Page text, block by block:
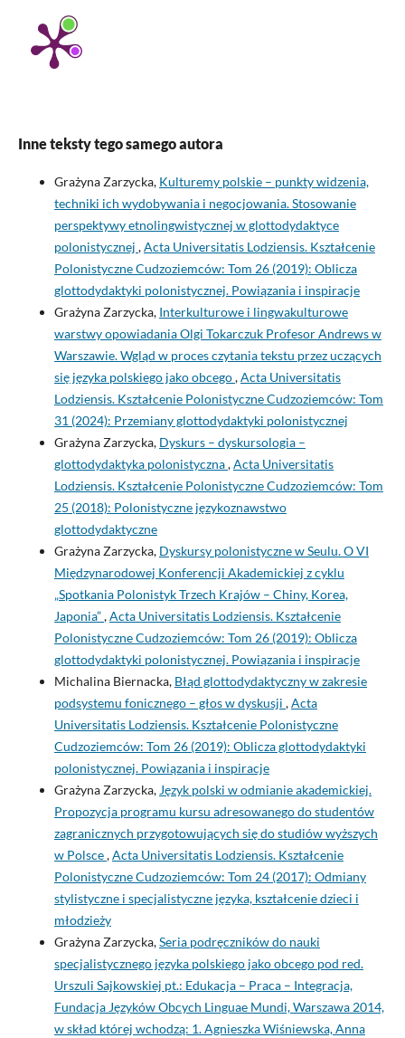
Inne teksty tego samego autora
Grażyna Zarzycka, Kulturemy polskie – punkty widzenia,
techniki ich wydobywania i negocjowania. Stosowanie
perspektywy etnolingwistycznej w glottodydaktyce
polonistycznej ,Acta Universitatis Lodziensis. Kształcenie
Polonistyczne Cudzoziemców: Tom 26 (2019): Oblicza
glottodydaktyki polonistycznej. Powiązania i inspiracje
Grażyna Zarzycka, Interkulturowe i lingwakulturowe
warstwy opowiadania Olgi Tokarczuk Profesor Andrews w
Warszawie. Wgląd w proces czytania tekstu przez uczących
się języka polskiego jako obcego,Acta Universitatis
Lodziensis. Kształcenie Polonistyczne Cudzoziemców: Tom
31 (2024): Przemiany glottodydaktyki polonistycznej
Grażyna Zarzycka, Dyskurs – dyskursologia –
glottodydaktyka polonistyczna,Acta Universitatis
Lodziensis. Kształcenie Polonistyczne Cudzoziemców: Tom
25 (2018): Polonistyczne językoznawstwo
glottodydaktyczne
Grażyna Zarzycka, Dyskursy polonistyczne w Seulu. O VI
Międzynarodowej Konferencji Akademickiej z cyklu
„Spotkania Polonistyk Trzech Krajów – Chiny, Korea,
Japonia”,Acta Universitatis Lodziensis. Kształcenie
Polonistyczne Cudzoziemców: Tom 26 (2019): Oblicza
glottodydaktyki polonistycznej. Powiązania i inspiracje
Michalina Biernacka, Błąd glottodydaktyczny w zakresie
podsystemu fonicznego – głos w dyskusji ,Acta
Universitatis Lodziensis. Kształcenie Polonistyczne
Cudzoziemców: Tom 26 (2019): Oblicza glottodydaktyki
polonistycznej. Powiązania i inspiracje
Grażyna Zarzycka, Język polski w odmianie akademickiej.
Propozycja programu kursu adresowanego do studentów
zagranicznych przygotowujących się do studiów wyższych
w Polsce,Acta Universitatis Lodziensis. Kształcenie
Polonistyczne Cudzoziemców: Tom 24 (2017): Odmiany
stylistyczne i specjalistyczne języka, kształcenie dzieci i
młodzieży
Grażyna Zarzycka,Seria podręczników do nauki
specjalistycznego języka polskiego jako obcego pod red.
Urszuli Sajkowskiej pt.: Edukacja – Praca – Integracja,
Fundacja Języków Obcych Linguae Mundi, Warszawa 2014,
w skład której wchodzą: 1. Agnieszka Wiśniewska, Anna